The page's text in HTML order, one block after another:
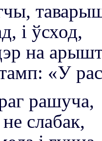
і ўсход,
на
«У
рашуча,
слабак,